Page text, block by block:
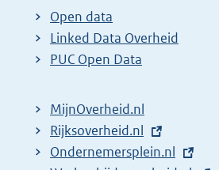
t
e
r
l
i
n
Open data
Linked Data Overheid
PUC Open Data
MijnOverheid.nl
E
x
Rijksoverheid.nl
E
Ondernemersplein.nl